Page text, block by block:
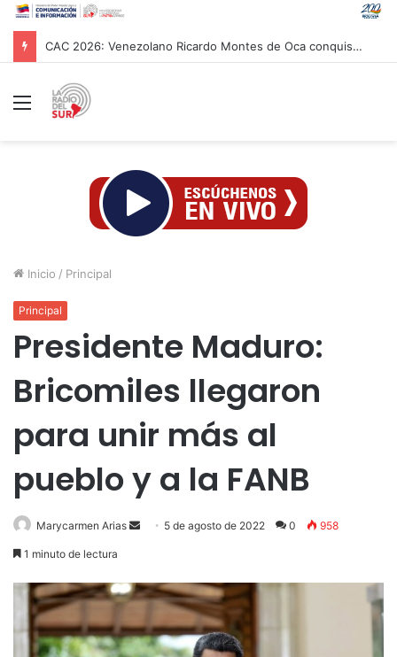
CAC 2026: Venezolano Ricardo Montes de Oca conquista Oro en salto con pértiga
Menú
Inicio / Principal
Principal
Presidente Maduro:
Bricomiles llegaron
para unir más al
pueblo y a la FANB
Marycarmen Arias
Send 5 de agosto de 2022 0 958
1 minuto de lectura